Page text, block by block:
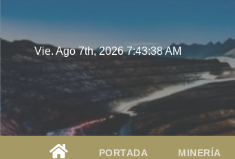
Vie. Ago 7th, 20267:43:39 AM
PORTADA MINERÍA